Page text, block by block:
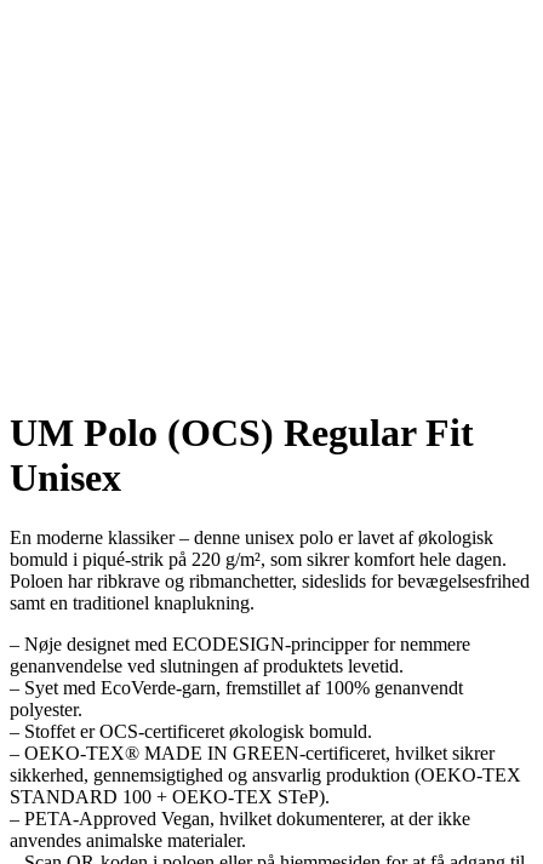
UM Polo (OCS) Regular Fit
Unisex
En moderne klassiker – denne unisex polo er lavet af økologisk
bomuld i piqué-strik på 220 g/m², som sikrer komfort hele dagen.
Poloen har ribkrave og ribmanchetter, sideslids for bevægelsesfrihed
samt en traditionel knaplukning.
– Nøje designet med ECODESIGN-principper for nemmere
genanvendelse ved slutningen af produktets levetid.
– Syet med EcoVerde-garn, fremstillet af 100% genanvendt
polyester.
– Stoffet er OCS-certificeret økologisk bomuld.
– OEKO-TEX® MADE IN GREEN-certificeret, hvilket sikrer
sikkerhed, gennemsigtighed og ansvarlig produktion (OEKO-TEX
STANDARD 100 + OEKO-TEX STeP).
– PETA-Approved Vegan, hvilket dokumenterer, at der ikke
anvendes animalske materialer.